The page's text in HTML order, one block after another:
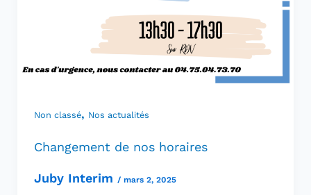
Non classé, Nos actualités
Changement de nos horaires
Juby Interim / mars 2, 2025